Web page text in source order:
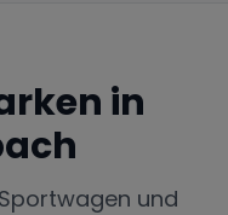
in
und